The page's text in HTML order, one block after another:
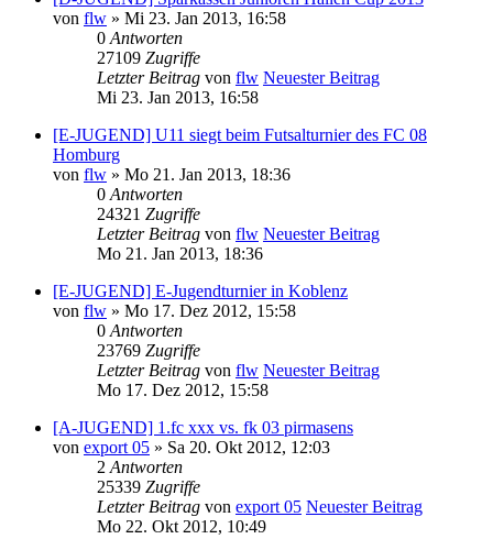
von flw » Mi 23. Jan 2013, 16:58
0 Antworten
27109 Zugriffe
Letzter Beitrag von flw Neuester Beitrag
Mi 23. Jan 2013, 16:58
[E-JUGEND] U11 siegt beim Futsalturnier des FC 08
Homburg
von flw » Mo 21. Jan 2013, 18:36
0 Antworten
24321 Zugriffe
Letzter Beitrag von flw Neuester Beitrag
Mo 21. Jan 2013, 18:36
[E-JUGEND] E-Jugendturnier in Koblenz
von flw » Mo 17. Dez 2012, 15:58
0 Antworten
23769 Zugriffe
Letzter Beitrag von flw Neuester Beitrag
Mo 17. Dez 2012, 15:58
[A-JUGEND] 1.fc xxx vs. fk 03 pirmasens
von export 05 » Sa 20. Okt 2012, 12:03
2 Antworten
25339 Zugriffe
Letzter Beitrag von export 05 Neuester Beitrag
Mo 22. Okt 2012, 10:49